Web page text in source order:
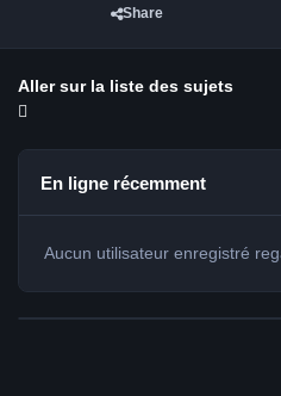
Share
Aller sur la liste des sujets
En ligne récemment
Aucun utilisateur enregistré